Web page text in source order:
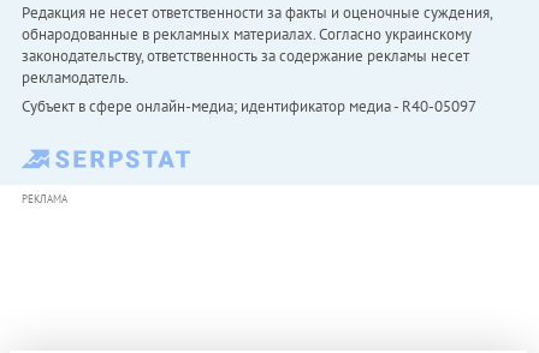
Редакция не несет ответственности за факты и оценочные суждения,
обнародованные в рекламных материалах. Согласно украинскому
законодательству, ответственность за содержание рекламы несет
рекламодатель.
Субъект в сфере онлайн-медиа; идентификатор медиа - R40-05097
РЕКЛАМА